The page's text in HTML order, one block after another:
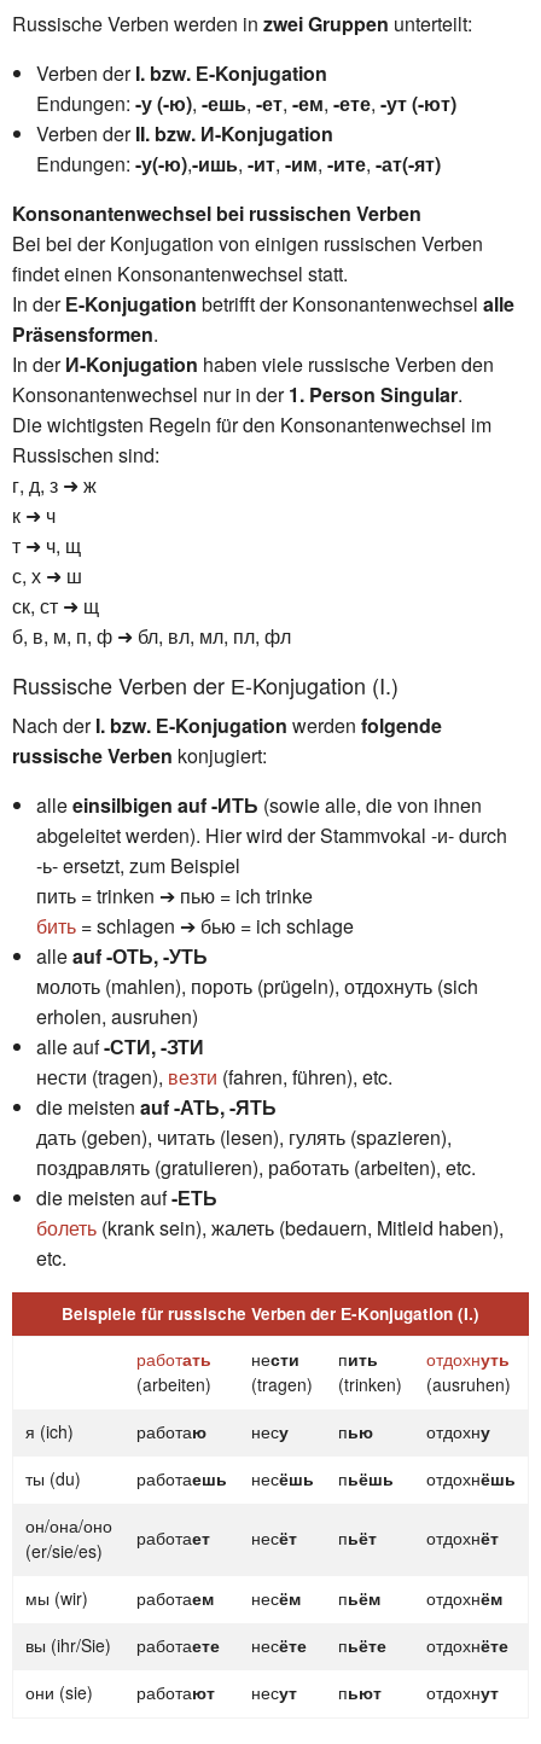
Russische Verben werden in zwei Gruppen unterteilt:
Verben derI. bzw. Е-Konjugation
Endungen: -у (-ю), -ешь, -ет, -ем, -ете, -ут(-ют)
Verben derII. bzw. И-Konjugation
Endungen: -у(-ю),-ишь, -ит, -им, -ите, -ат(-ят)
Konsonantenwechsel bei russischen Verben
Bei bei der Konjugation von einigen russischen Verben
findet einen Konsonantenwechsel statt.
In derЕ-Konjugation betrifft der Konsonantenwechsel alle
Präsensformen.
In derИ-Konjugation haben viele russische Verben den
Konsonantenwechsel nur in der1. Person Singular.
Die wichtigsten Regeln für den Konsonantenwechsel im
Russischen sind:
г, д, з ➜ ж
к ➜ ч
т ➜ ч, щ
с, х ➜ ш
ск, ст ➜ щ
б, в, м, п, ф ➜ бл, вл, мл, пл, фл
Russische Verben der Е-Konjugation (I.)
Nach derI. bzw. Е-Konjugation werden folgende
russische Verben konjugiert:
alleeinsilbigen auf -ИТЬ (sowie alle, die von ihnen
abgeleitet werden). Hier wird der Stammvokal -и- durch
-ь- ersetzt, zum Beispiel
пить = trinken ➔ пью = ich trinke
бить = schlagen ➔ бью = ich schlage
alleauf -ОТЬ, -УТЬ
молоть (mahlen), пороть (prügeln), отдохнуть (sich
erholen, ausruhen)
alle auf-СТИ, -ЗТИ
нести (tragen), везти (fahren, führen), etc.
die meisten auf -АТЬ, -ЯТЬ
дать (geben), читать (lesen), гулять (spazieren),
поздравлять (gratulieren), работать (arbeiten), etc.
die meisten auf-ЕТЬ
болеть (krank sein), жалеть (bedauern, Mitleid haben),
etc.
Beispiele für russische Verben der Е-Konjugation (I.)
работать
(arbeiten)
нести
(tragen)
пить
(trinken)
отдохнуть
(ausruhen)
я (ich)
работаю несу пью отдохну
ты (du)
работаешь несёшь пьёшь отдохнёшь
он/она/оно
(er/sie/es)
работает несёт пьёт отдохнёт
мы (wir) работаем несём пьём отдохнём
вы (ihr/Sie)
работаете несёте пьёте отдохнёте
они (sie)
работают несут пьют отдохнут